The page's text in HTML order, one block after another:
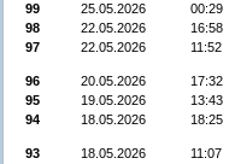
99
25.05.2026 00:29
98
22.05.2026 16:58
97
22.05.2026 11:52
96
20.05.2026 17:32
95
19.05.2026 13:43
94
18.05.2026 18:25
93
18.05.2026 11:07